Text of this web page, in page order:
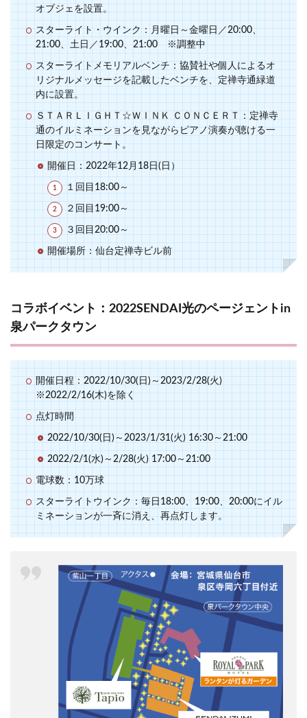
オブジェを設置。
スターライト・ウインク：月曜日～金曜日／20:00、
21:00、土日／19:00、21:00 ※調整中
スターライトメモリアルベンチ：協賛社や個人によるオ
リジナルメッセージを記載したベンチを、定禅寺通緑道
内に設置。
ＳＴＡＲＬＩＧＨＴ☆ＷＩＮＫ ＣＯＮＣＥＲＴ：定禅寺
通のイルミネーションを見ながらピアノ演奏が聴ける一
日限定のコンサート。
開催日：2022年12月18日(日）
１回目18:00～
２回目19:00～
３回目20:00～
開催場所：仙台定禅寺ビル前
コラボイベント：2022SENDAI光のページェントin
泉パークタウン
開催日程：2022/10/30(日)～2023/2/28(火)
※2022/2/16(木)を除く
点灯時間
2022/10/30(日)～2023/1/31(火) 16:30～21:00
2022/2/1(水)～2/28(火) 17:00～21:00
電球数：10万球
スターライトウインク：毎日18:00、19:00、20:00にイル
ミネーションが一斉に消え、再点灯します。